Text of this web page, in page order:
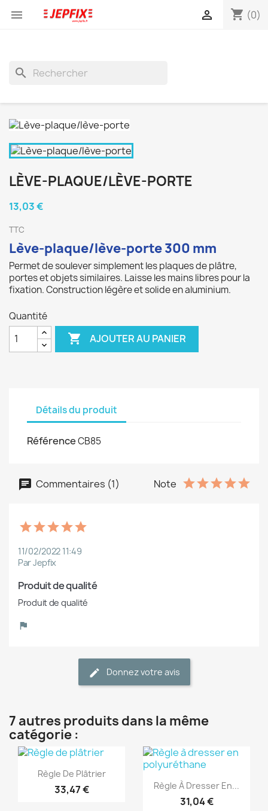
 shopping_cart (0)

search
LÈVE-PLAQUE/LÈVE-PORTE
13,03 €
TTC
Lève-plaque/lève-porte 300 mm
Permet de soulever simplement les plaques de plâtre,
portes et objets similaires. Laisse les mains libres pour la
fixation. Construction légère et solide en aluminium.
Quantité
 AJOUTER AU PANIER
Détails du produit
RéférenceCB85
Commentaires (1) Note
11/02/2022 11:49
Par Jepfix
Produit de qualité
Produit de qualité
Donnez votre avis
7 autres produits dans la même
catégorie :
Aperçu rapide
Règle De Plâtrier
33,47 €
(1)
Aperçu rapide
Règle À Dresser En...
31,04 €